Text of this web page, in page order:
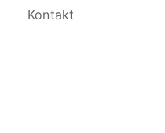
Kontakt